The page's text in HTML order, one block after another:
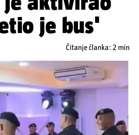
je bus'
Čitanje članka: 2 min